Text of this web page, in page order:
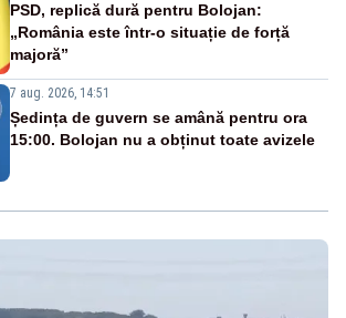
PSD, replică dură pentru Bolojan:
„România este într-o situație de forță
majoră”
7 aug. 2026, 14:51
Ședința de guvern se amână pentru ora
15:00. Bolojan nu a obținut toate avizele